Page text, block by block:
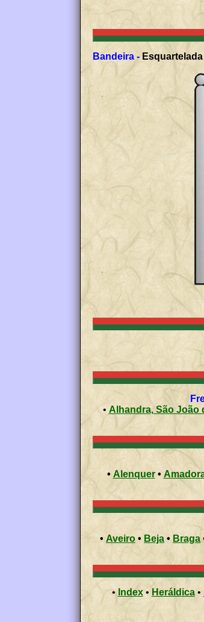
Bandeira -
• Alhandra, São João
• Alenquer•
• Aveiro• Beja • Braga
• Index• Heráldica•